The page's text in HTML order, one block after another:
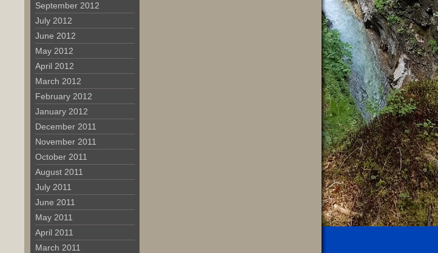
September 2012
July 2012
June 2012
May 2012
April 2012
March 2012
February 2012
January 2012
December 2011
November 2011
October 2011
August 2011
July 2011
June 2011
May 2011
April 2011
March 2011